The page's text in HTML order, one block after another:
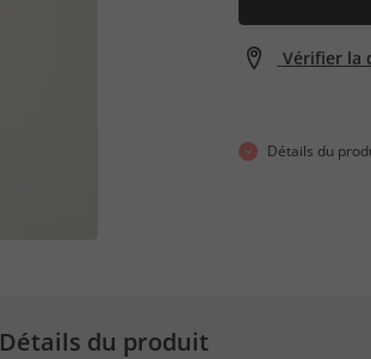
Vérifier la
Détails du
Détails du produit